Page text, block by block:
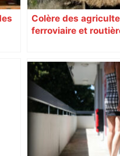
Colère des
ferroviaire et